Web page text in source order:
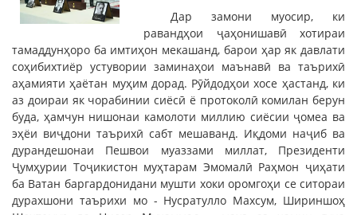
Дар замони муосир, ки
равандҳои ҷаҳонишавӣ хотираи
тамаддунҳоро ба имтиҳон мекашанд, барои ҳар як давлати
соҳибихтиёр устувории заминаҳои маънавӣ ва таърихӣ
аҳамияти ҳаётан муҳим дорад. Рӯйдодҳои хосе ҳастанд, ки
аз доираи як чорабинии сиёсӣ ё протоколӣ комилан берун
буда, ҳамчун нишонаи камолоти миллию сиёсии ҷомеа ва
эҳёи виҷдони таърихӣ сабт мешаванд. Иқдоми наҷиб ва
дурандешонаи Пешвои муаззами миллат, Президенти
Ҷумҳурии Тоҷикистон муҳтарам Эмомалӣ Раҳмон ҷиҳати
ба Ватан баргардонидани мушти хоки оромгоҳи се ситораи
дурахшони таърихи мо - Нусратулло Махсум, Шириншоҳ